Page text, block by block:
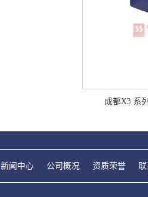
成都X3 系
新闻中心 公司概况 资质荣誉 联